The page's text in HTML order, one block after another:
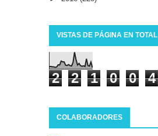
VISTAS DE PÁGINA EN TOTAL
2 2 1 0 0 4
COLABORADORES